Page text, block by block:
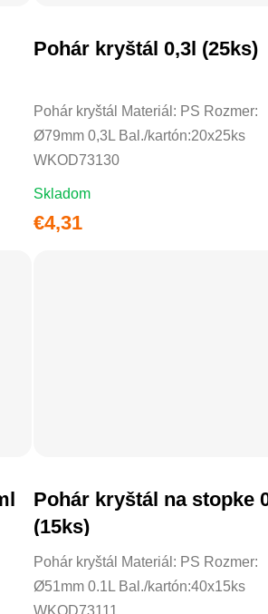
Pohár kryštál 0,3l (25ks)
Pohár kryštál Materiál: PS Rozmer:
Ø79mm 0,3L Bal./kartón:20x25ks
WKOD73130
Skladom
€4,31
Pohár kryštál na stopke
(15ks)
Pohár kryštál Materiál: PS Rozmer:
Ø51mm 0.1L Bal./kartón:40x15ks